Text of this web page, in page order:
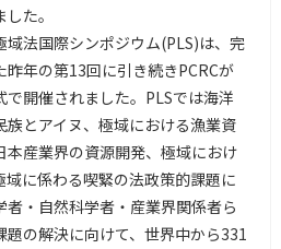
た。
法国際シンポジウム(PLS)は、完
年の第13回に引き続きPCRCが
開催されました。PLSでは海洋
とアイヌ、極域における漁業資
産業界の資源開発、極域におけ
に係わる喫緊の法政策的課題に
・自然科学者・産業界関係者ら
の解決に向けて、世界中から331